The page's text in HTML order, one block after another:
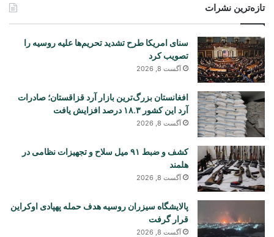
تازه‌ترین نشرات
سنای امریکا طرح تشدید تحریم‌ها علیه روسیه را
تصویب کرد
آگست 8, 2026
افغانستان بزرگ‌ترین بازار آرد قزاقستان؛ صادرات
آرد این کشور ۱۸.۳ درصد افزایش یافت
آگست 8, 2026
کشف و ضبط ۹۱ میل سلاح و تجهیزات نظامی در
هلمند
آگست 8, 2026
پالایشگاه سیزران روسیه هدف حمله پهپادی اوکراین
قرار گرفت
آگست 8, 2026